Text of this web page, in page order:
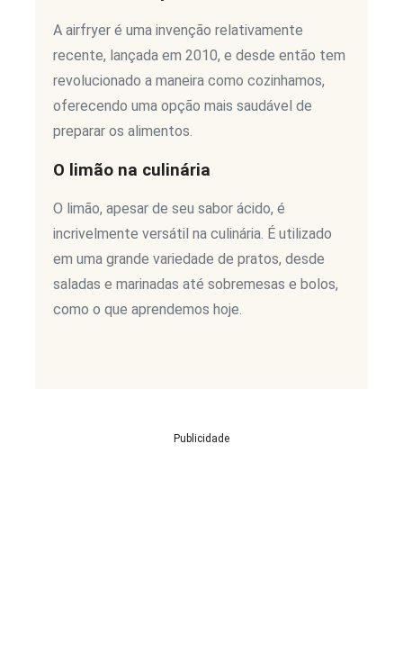
A airfryer é uma invenção relativamente
recente, lançada em 2010, e desde então tem
revolucionado a maneira como cozinhamos,
oferecendo uma opção mais saudável de
preparar os alimentos.
O limão na culinária
O limão, apesar de seu sabor ácido, é
incrivelmente versátil na culinária. É utilizado
em uma grande variedade de pratos, desde
saladas e marinadas até sobremesas e bolos,
como o que aprendemos hoje.
Publicidade